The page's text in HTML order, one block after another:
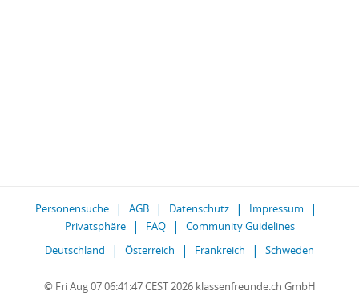
Personensuche AGB Datenschutz
Impressum
Privatsphäre
FAQ
Community Guidelines
Deutschland
Österreich Frankreich Schweden
© Fri Aug 07 06:41:47 CEST 2026 klassenfreunde.ch GmbH